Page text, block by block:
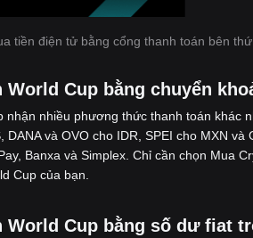
tiền điện tử bằng cổng thanh toán bên
World Cup bằng chuyển
nhận nhiều phương thức thanh toán khác
DANA và OVO cho IDR, SPEI cho MXN
Banxa và Simplex. Chỉ cần chọn Mua
Cup của bạn.
World Cup bằng số dư fiat